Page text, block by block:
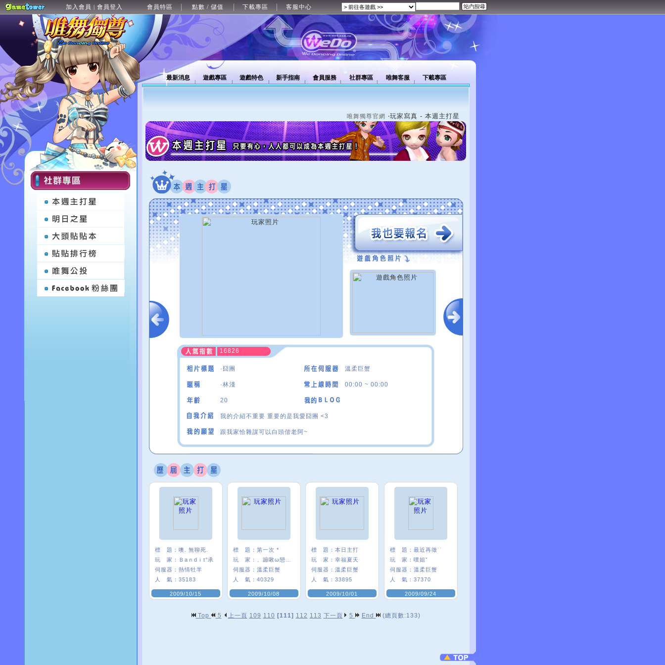
加入會員 | 會員登入 會員特區 點數 / 儲值 下載專區 客服中心
最新消息 遊戲專區 遊戲特色 新手指南 會員服務 社群專區 唯舞客服 下載專區
唯舞獨尊官網 ‧玩家寫真 - 本週主打星
16826
·囧團 溫柔巨蟹
·林淺 00:00 ~ 00:00
20
我的介紹不重要 重要的是我愛囧團 <3
跟我家恰雜謀可以白頭偕老阿~
標 題： 噢. 無聊死.
玩 家：
Ｂaｎdｉt°承
伺服器： 熱情牡羊
人 氣： 35183
2009/10/15
標 題： 第一次 *
玩 家：
伺服器： 溫柔巨蟹
人 氣： 40329
2009/10/08
標 題： 本日主打
玩 家： 幸福夏天
伺服器： 溫柔巨蟹
人 氣： 33895
2009/10/01
標 題： 最近再徵˙˙
玩 家： 噗姐ˇ
伺服器： 溫柔巨蟹
人 氣： 37370
2009/09/24
Top 5 上一頁 109 110 [111] 112 113 下一頁 5 End (總頁數:133)